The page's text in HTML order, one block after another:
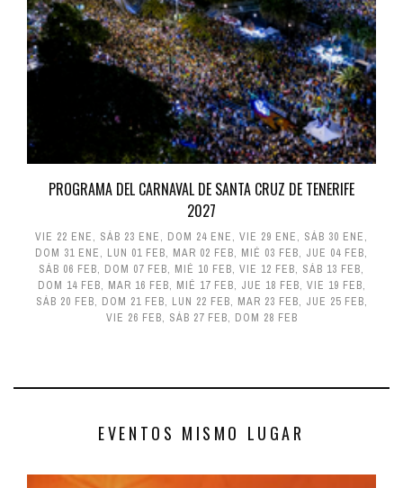
PROGRAMA DEL CARNAVAL DE SANTA CRUZ DE TENERIFE
2027
VIE 22 ENE, SÁB 23 ENE, DOM 24 ENE, VIE 29 ENE, SÁB 30 ENE,
DOM 31 ENE, LUN 01 FEB, MAR 02 FEB, MIÉ 03 FEB, JUE 04 FEB,
SÁB 06 FEB, DOM 07 FEB, MIÉ 10 FEB, VIE 12 FEB, SÁB 13 FEB,
DOM 14 FEB, MAR 16 FEB, MIÉ 17 FEB, JUE 18 FEB, VIE 19 FEB,
SÁB 20 FEB, DOM 21 FEB, LUN 22 FEB, MAR 23 FEB, JUE 25 FEB,
VIE 26 FEB, SÁB 27 FEB, DOM 28 FEB
EVENTOS MISMO LUGAR